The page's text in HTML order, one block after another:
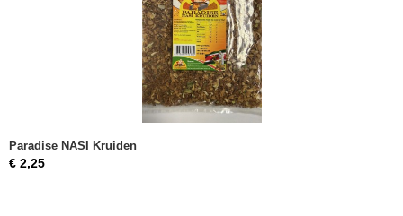
Paradise NASI Kruiden
€ 2,25